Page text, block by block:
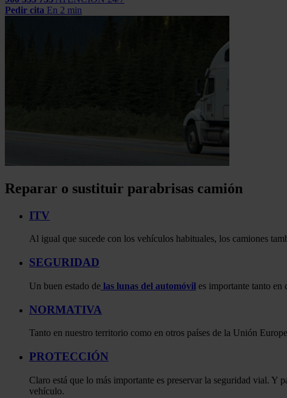
Pedir cita En 2 min
Reparar o sustituir parabrisas camión
ITV
Al igual que sucede con los vehículos habituales, los camiones
SEGURIDAD
Un buen estado de las lunas del automóvil es importante tanto en
NORMATIVA
Tanto en nuestro territorio como en otros países de la Unión
PROTECCIÓN
Claro está que lo más importante es preservar la seguridad vial. Y
vehículo.